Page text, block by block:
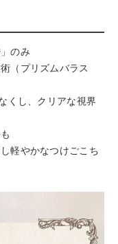
のみ
（プリズムバラス
くし、クリアな視界
軽やかなつけごこち